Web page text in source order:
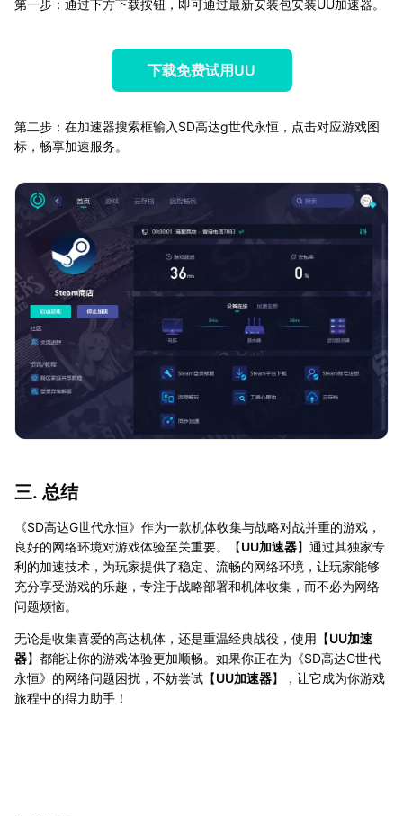
第一步：通过下方下载按钮，即可通过最新安装包安装UU加速器。
下载免费试用UU
第二步：在加速器搜索框输入SD高达g世代永恒，点击对应游戏图
标，畅享加速服务。
三. 总结
《SD高达G世代永恒》作为一款机体收集与战略对战并重的游戏，
良好的网络环境对游戏体验至关重要。【UU加速器】通过其独家专
利的加速技术，为玩家提供了稳定、流畅的网络环境，让玩家能够
充分享受游戏的乐趣，专注于战略部署和机体收集，而不必为网络
问题烦恼。
无论是收集喜爱的高达机体，还是重温经典战役，使用【UU加速
器】都能让你的游戏体验更加顺畅。如果你正在为《SD高达G世代
永恒》的网络问题困扰，不妨尝试【UU加速器】，让它成为你游戏
旅程中的得力助手！